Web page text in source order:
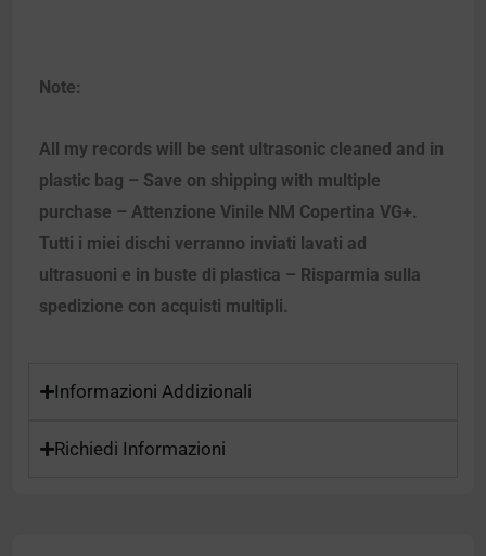
Note:
All my records will be sent ultrasonic cleaned and in
plastic bag – Save on shipping with multiple
purchase – Attenzione Vinile NM Copertina VG+.
Tutti i miei dischi verranno inviati lavati ad
ultrasuoni e in buste di plastica – Risparmia sulla
spedizione con acquisti multipli.
Informazioni Addizionali
Richiedi Informazioni